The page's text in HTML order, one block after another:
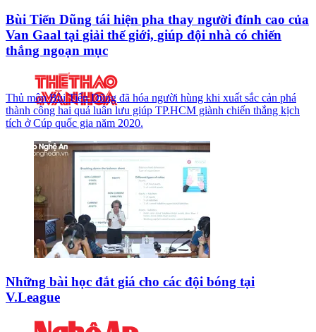
Bùi Tiến Dũng tái hiện pha thay người đỉnh cao của
Van Gaal tại giải thế giới, giúp đội nhà có chiến
thắng ngoạn mục
Thủ môn Bùi Tiến Dũng đã hóa người hùng khi xuất sắc cản phá
thành công hai quả luân lưu giúp TP.HCM giành chiến thắng kịch
tích ở Cúp quốc gia năm 2020.
Những bài học đắt giá cho các đội bóng tại
V.League